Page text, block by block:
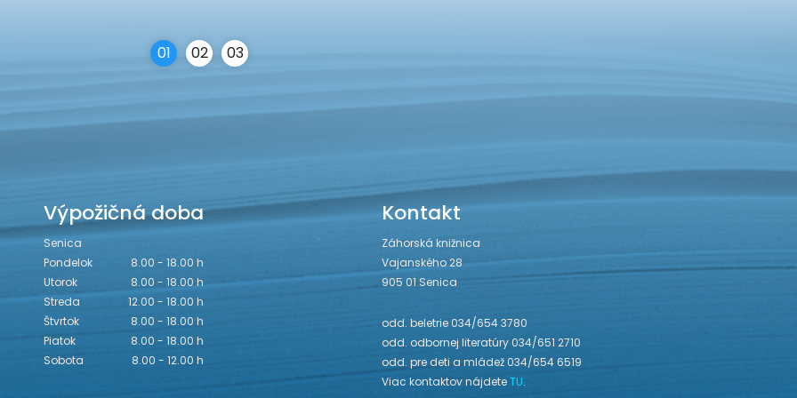
01 02 03
Výpožičná doba
Senica
Pondelok
8.00 - 18.00 h
Utorok
8.00 - 18.00 h
Streda
12.00 - 18.00 h
Štvrtok
8.00 - 18.00 h
Piatok
8.00 - 18.00 h
Sobota
8.00 - 12.00 h
Kontakt
Záhorská knižnica
Vajanského 28
905 01 Senica
odd. beletrie 034/654 3780
odd. odbornej literatúry 034/651 2710
odd. pre deti a mládež 034/654 6519
Viac kontaktov nájdeteTU.